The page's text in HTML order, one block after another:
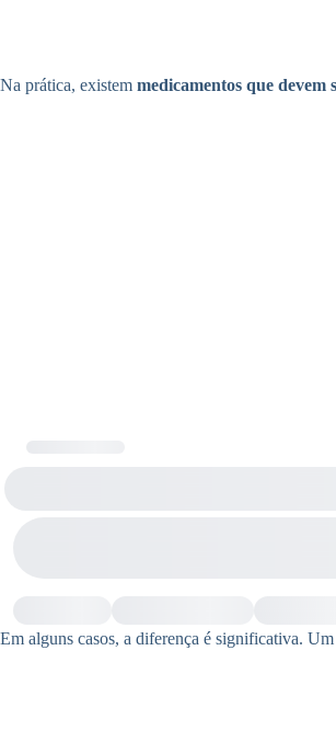
Na prática, existem medicamentos que devem
Em alguns casos, a diferença é significativa.